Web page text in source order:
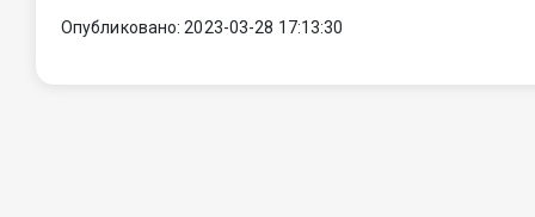
Опубликовано: 2023-03-28 17:13:30